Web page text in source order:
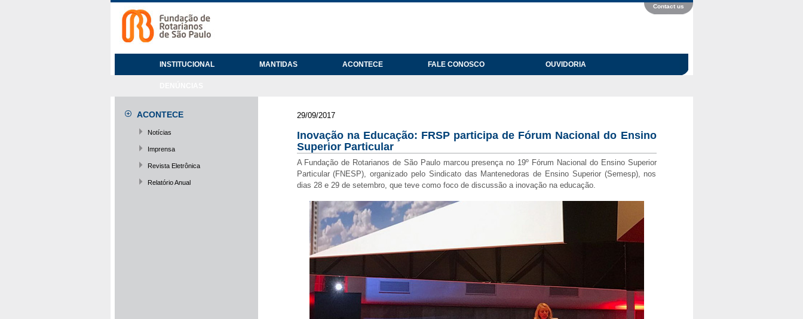
Contact us
INSTITUCIONAL MANTIDAS ACONTECE FALE CONOSCO OUVIDORIA
ACONTECE
Notícias
Imprensa
Revista Eletrônica
Relatório Anual
29/09/2017
Inovação na Educação: FRSP participa de Fórum Nacional do Ensino
Superior Particular
A Fundação de Rotarianos de São Paulo marcou presença no 19º Fórum Nacional do Ensino Superior
Particular (FNESP), organizado pelo Sindicato das Mantenedoras de Ensino Superior (Semesp), nos
dias 28 e 29 de setembro, que teve como foco de discussão a inovação na educação.